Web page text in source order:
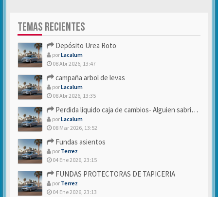
TEMAS RECIENTES
Depósito Urea Roto
porLacalum
08 Abr 2026, 13:47
campaña arbol de levas
porLacalum
08 Abr 2026, 13:35
Perdida liquido caja de cambios- Alguien sabria decirme
porLacalum
08 Mar 2026, 13:52
Fundas asientos
por Terrez
04 Ene 2026, 23:15
FUNDAS PROTECTORAS DE TAPICERIA
por Terrez
04 Ene 2026, 23:13